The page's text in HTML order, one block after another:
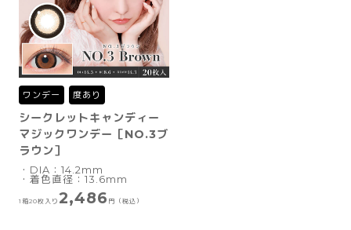
ワンデー 度あり
シークレットキャンディー
マジックワンデー［NO.3ブ
ラウン］
・DIA：14.2mm
・着色直径：13.6mm
1箱20枚入り 2,486 円（税込）